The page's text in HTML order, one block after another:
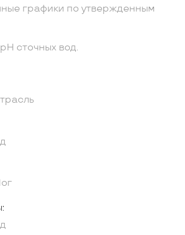
графики по утвержденным
сточных вод.